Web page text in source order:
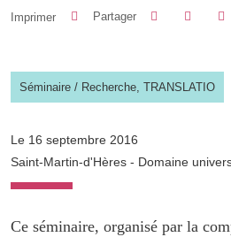
Imprimer Partager Partager sur
Séminaire / Recherche, TRANSLATIO
Le 16 septembre 2016
Saint-Martin-d'Hères - Domaine
Ce séminaire, organisé par la